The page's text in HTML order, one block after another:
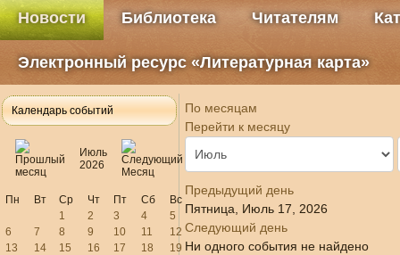
Новости Библиотека Читателям
Электронный ресурс «Литературная карта»
Календарь событий
Июль
2026
Пн Вт Ср Чт Пт Сб
Вс
1
2 3 4
5
6
7 8 9 10 11
12
13
14 15 16 17 18
19
По месяцам
Перейти к месяцу
Предыдущий день
Пятница, Июль 17, 2026
Следующий день
Ни одного события не найдено